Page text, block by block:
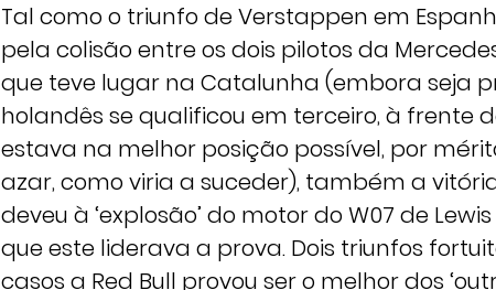
Tal como o triunfo de Verstappen em
pela colisão entre os dois pilotos da
que teve lugar na Catalunha (embora seja
holandês se qualificou em terceiro, à frente
estava na melhor posição possível, por
azar, como viria a suceder), também a
deveu à ‘explosão’ do motor do W07 de
que este liderava a prova. Dois triunfos
casos a Red Bull provou ser o melhor dos